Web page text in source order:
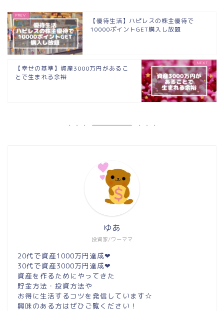
【優待生活】ハピレスの株主優待で
10000ポイントGET購入し放題
【幸せの基準】資産3000万円があるこ
とで生まれる余裕
投資家/ワーママ
ゆあ
20代で資産1000万円達成❤︎
30代で資産3000万円達成❤︎
資産を作るためにやってきた
貯金方法・投資方法や
お得に生活するコツを発信しています☆
興味のある方はぜひご覧ください！